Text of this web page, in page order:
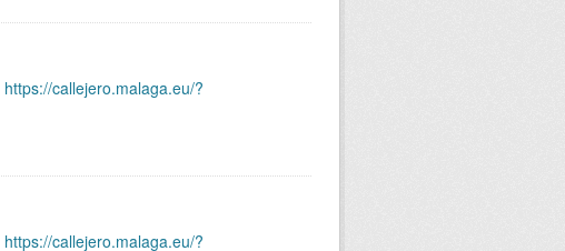
https://callejero.malaga.eu/?
https://callejero.malaga.eu/?